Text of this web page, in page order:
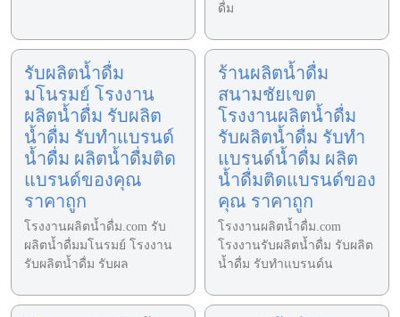
ดื่ม
รับผลิตน้ำดื่ม
มโนรมย์ โรงงาน
ผลิตน้ำดื่ม รับผลิต
น้ำดื่ม รับทำแบรนด์
น้ำดื่ม ผลิตน้ำดื่มติด
แบรนด์ของคุณ
ราคาถูก
โรงงานผลิตน้ำดื่ม.com รับ
ผลิตน้ำดื่มมโนรมย์ โรงงาน
รับผลิตน้ำดื่ม รับผล
ร้านผลิตน้ำดื่ม
สนามชัยเขต
โรงงานผลิตน้ำดื่ม
รับผลิตน้ำดื่ม รับทำ
แบรนด์น้ำดื่ม ผลิต
น้ำดื่มติดแบรนด์ของ
คุณ ราคาถูก
โรงงานผลิตน้ำดื่ม.com
โรงงานรับผลิตน้ำดื่ม รับผลิต
น้ำดื่ม รับทำแบรนด์น